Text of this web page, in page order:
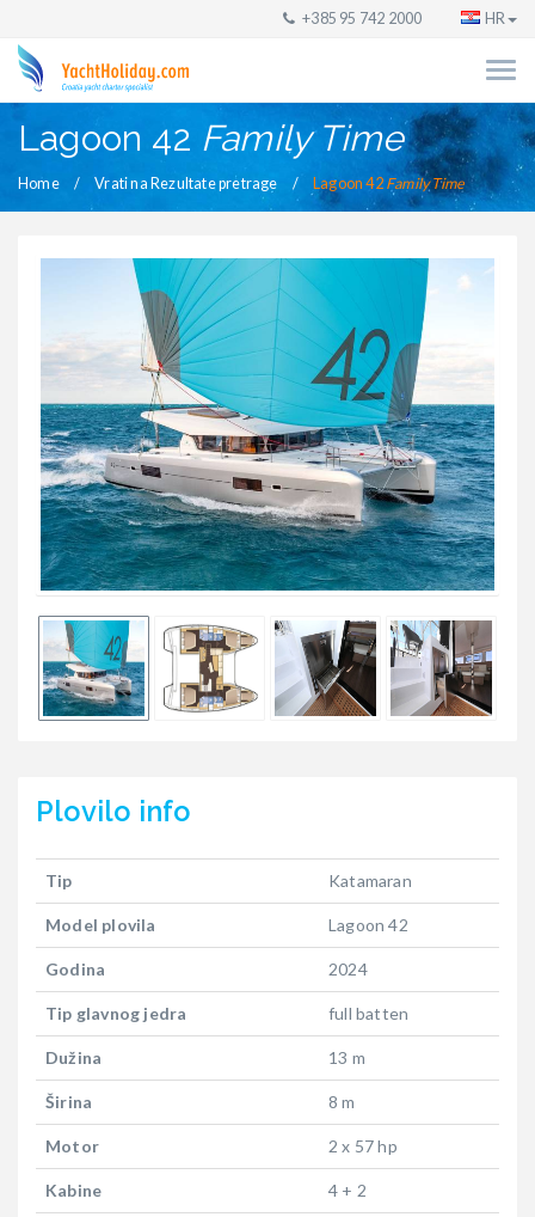
+385 95 742 2000 HR
Lagoon 42 Family Time
Home Vrati na Rezultate pretrage Lagoon 42 Family Time
Plovilo info
Tip Katamaran
Model plovila Lagoon 42
Godina 2024
Tip glavnog jedra full batten
Dužina 13 m
Širina 8 m
Motor 2 x 57 hp
Kabine 4 + 2